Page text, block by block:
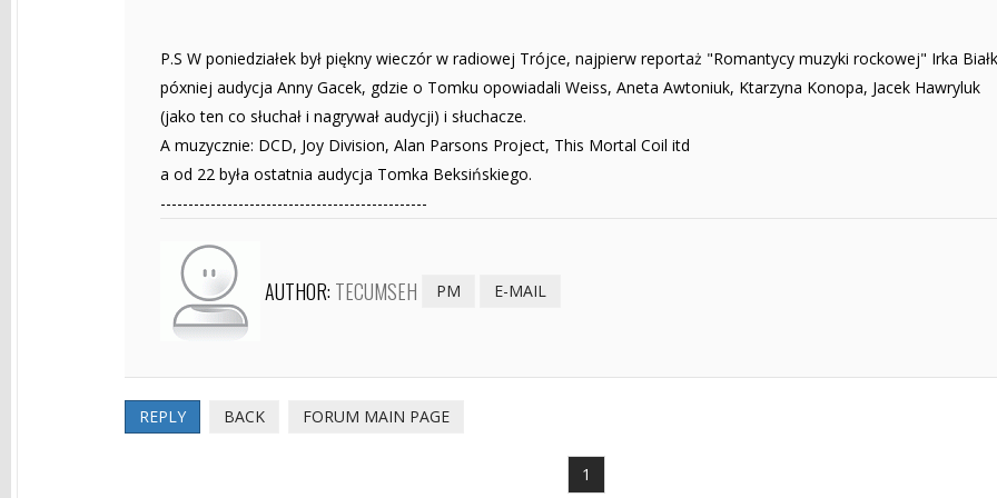
P.S W poniedziałek był piękny wieczór w radiowej Trójce, najpierw reportaż "Romantycy muzyki rockowej" Irka
póxniej audycja Anny Gacek, gdzie o Tomku opowiadali Weiss, Aneta Awtoniuk, Ktarzyna Konopa, Jacek Hawryluk
(jako ten co słuchał i nagrywał audycji) i słuchacze.
A muzycznie: DCD, Joy Division, Alan Parsons Project, This Mortal Coil itd
a od 22 była ostatnia audycja Tomka Beksińskiego.
------------------------------------------------
AUTHOR: TECUMSEH PM E-MAIL
REPLY BACK FORUM MAIN PAGE
1